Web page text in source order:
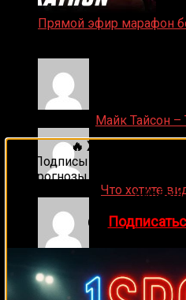
Прямой эфир марафон
Майк Тайсон –
Что хотите
Денис on
🔥 Хочешь
Подписывайся на наш
прогнозы на
каждый
👉